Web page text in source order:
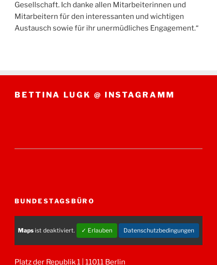
Gesellschaft. Ich danke allen Mitarbeiterinnen und
Mitarbeitern für den interessanten und wichtigen
Austausch sowie für ihr unermüdliches Engagement.“
BETTINA LUGK @ INSTAGRAMM
BUNDESTAGSBÜRO
Maps ist deaktiviert. ✓ Erlauben Datenschutzbedingungen
Platz der Republik 1 | 11011 Berlin